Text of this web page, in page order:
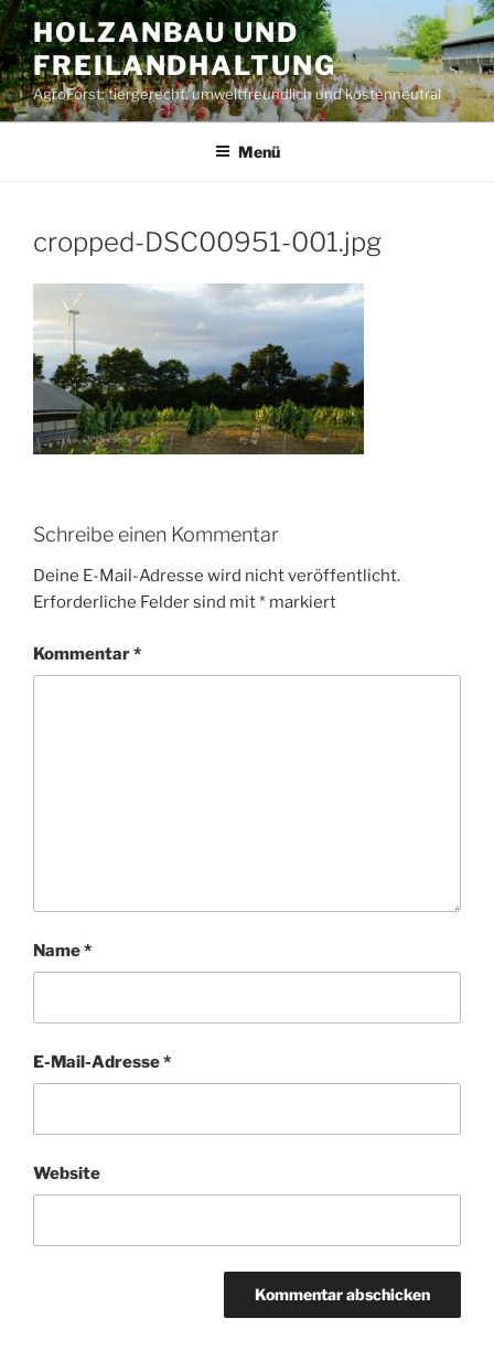
Zum
Inhalt
springen
HOLZANBAU UND
FREILANDHALTUNG
AgroForst: tiergerecht, umweltfreundlich und kostenneutral
Menü
cropped-DSC00951-001.jpg
Schreibe einen Kommentar
Deine E-Mail-Adresse wird nicht veröffentlicht.
Erforderliche Felder sind mit* markiert
Kommentar*
Name*
E-Mail-Adresse*
Website